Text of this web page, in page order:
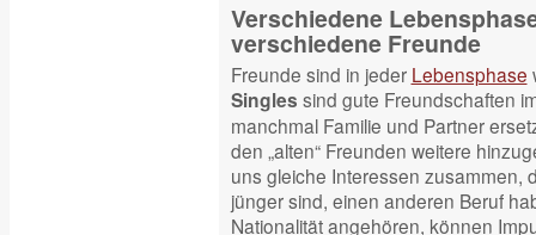
Verschiedene
verschiedene Freunde
Freunde sind in jeder Lebensphase
Singles sind gute Freundschaften
manchmal Familie und Partner
den „alten“ Freunden weitere
uns gleiche Interessen zusammen,
jünger sind, einen anderen Beruf
Nationalität angehören, können